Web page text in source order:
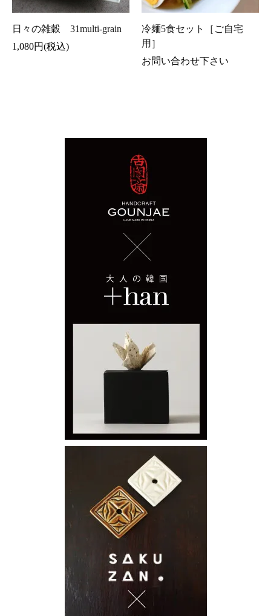
日々の雑穀 31multi-grain
1,080円(税込)
冷麺5食セット［ご自宅
用］
お問い合わせ下さい